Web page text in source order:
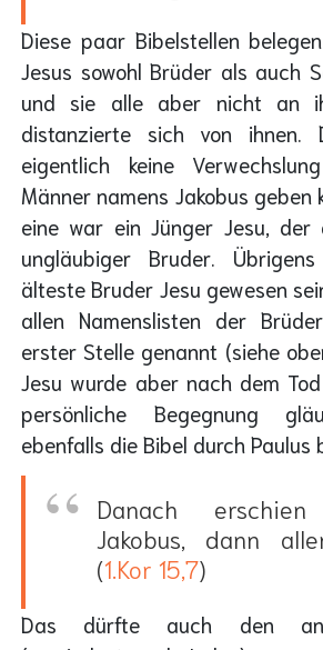
Diese paar Bibelstellen
Jesus sowohl Brüder als auch
und sie alle aber nicht an
distanzierte sich von ihnen.
eigentlich keine
Männer namens Jakobus geben
eine war ein Jünger Jesu, der
ungläubiger Bruder.
älteste Bruder Jesu gewesen
allen Namenslisten der
erster Stelle genannt (siehe
Jesu wurde aber nach dem
persönliche Begegnung
ebenfalls die Bibel durch Paulus
Danach
Jakobus, dann
(1.Kor 15,7)
Das dürfte auch den